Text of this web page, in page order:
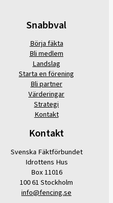
Snabbval
Börja fäkta
Bli medlem
Landslag
Starta en förening
Bli partner
Värderingar
Strategi
Kontakt
Kontakt
Svenska Fäktförbundet
Idrottens Hus
Box 11016
100 61 Stockholm
info@fencing.se